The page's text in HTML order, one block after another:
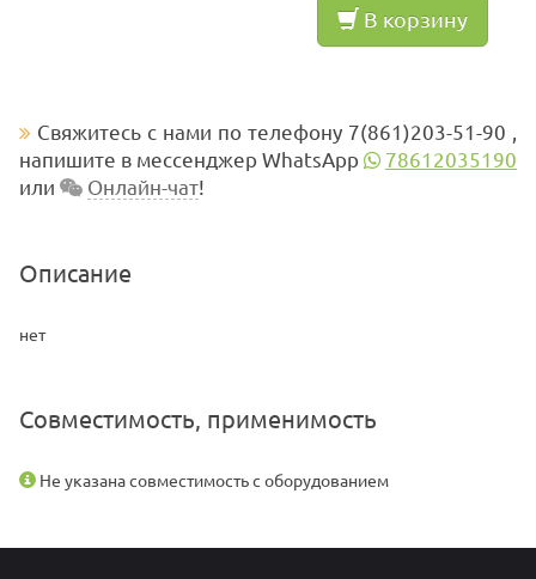
В корзину
Свяжитесь с нами по телефону 7(861)203-51-90 ,
напишите в мессенджер WhatsApp
78612035190
или
Онлайн-чат!
Описание
нет
Совместимость, применимость
Не указана совместимость с оборудованием